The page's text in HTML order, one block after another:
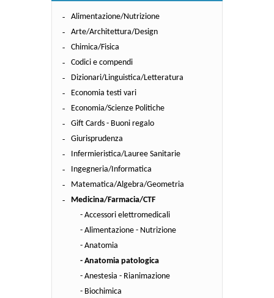
Alimentazione/Nutrizione
Arte/Architettura/Design
Chimica/Fisica
Codici e compendi
Dizionari/Linguistica/Letteratura
Economia testi vari
Economia/Scienze Politiche
Gift Cards - Buoni regalo
Giurisprudenza
Infermieristica/Lauree Sanitarie
Ingegneria/Informatica
Matematica/Algebra/Geometria
Medicina/Farmacia/CTF
- Accessori elettromedicali
- Alimentazione - Nutrizione
- Anatomia
- Anatomia patologica
- Anestesia - Rianimazione
- Biochimica